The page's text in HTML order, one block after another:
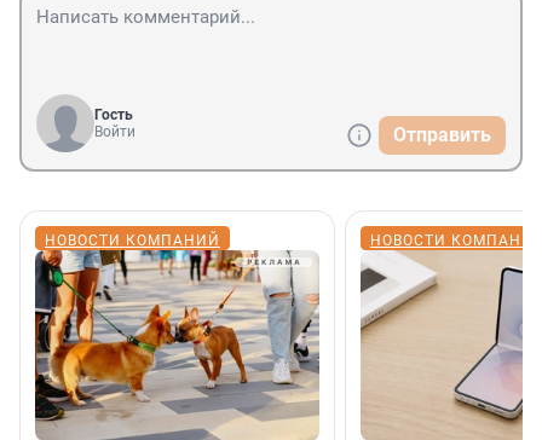
Гость
Войти
Отправить
НОВОСТИ КОМПАНИЙ НОВОСТИ